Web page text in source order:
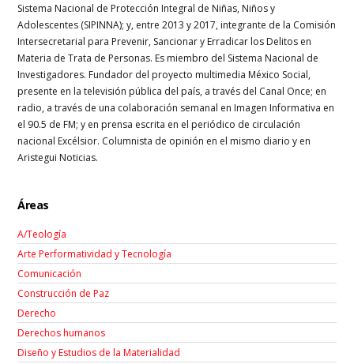
Sistema Nacional de Protección Integral de Niñas, Niños y
Adolescentes (SIPINNA); y, entre 2013 y 2017, integrante de la Comisión
Intersecretarial para Prevenir, Sancionar y Erradicar los Delitos en
Materia deTrata de Personas. Es miembro del Sistema Nacional de
Investigadores. Fundador del proyecto multimedia México Social,
presente en la televisión pública del país, a través del Canal Once; en
radio, a través de una colaboración semanal en Imagen Informativa en
el 90.5 de FM; y en prensa escrita en el periódico de circulación
nacional Excélsior. Columnista de opinión en el mismo diario y en
Aristegui Noticias.
Áreas
A/Teología
Arte Performatividad y Tecnología
Comunicación
Construcción de Paz
Derecho
Derechos humanos
Diseño y Estudios de la Materialidad